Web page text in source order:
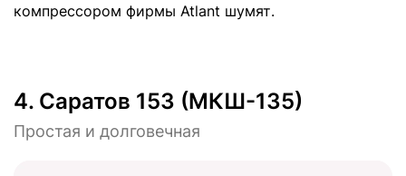
компрессором фирмы Atlant шумят.
4. Саратов 153 (МКШ-135)
Простая и долговечная